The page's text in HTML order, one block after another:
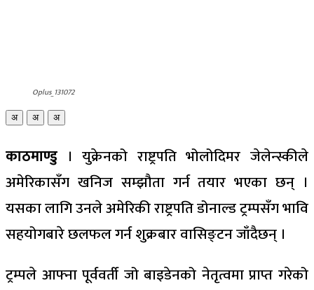
Oplus_131072
अ अ अ
काठमाण्डु । युक्रेनको राष्ट्रपति भोलोदिमर जेलेन्स्कीले
अमेरिकासँग खनिज सम्झौता गर्न तयार भएका छन् ।
यसका लागि उनले अमेरिकी राष्ट्रपति डोनाल्ड ट्रम्पसँग भावि
सहयोगबारे छलफल गर्न शुक्रबार वासिङ्टन जाँदैछन् ।
ट्रम्पले आफ्ना पूर्ववर्ती जो बाइडेनको नेतृत्वमा प्राप्त गरेको